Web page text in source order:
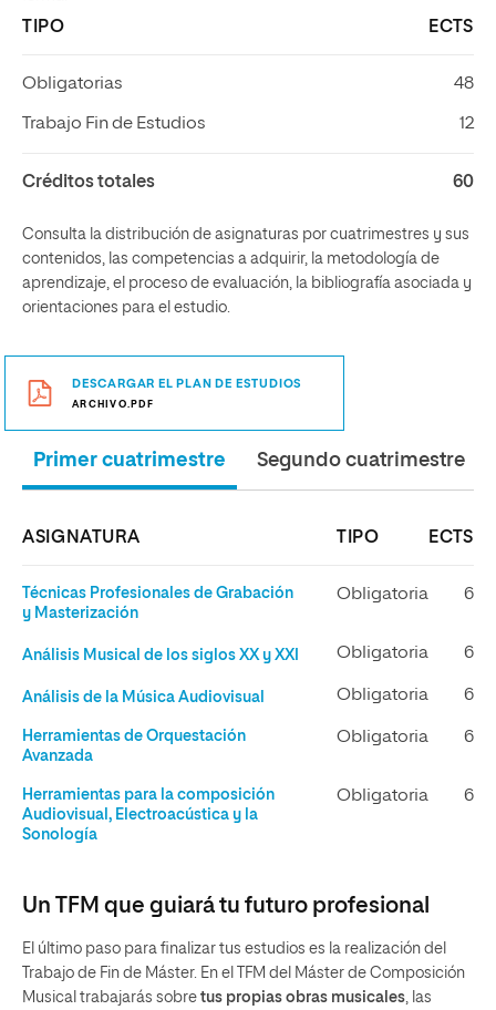
TIPO ECTS
Obligatorias 48
Trabajo Fin de Estudios 12
Créditos totales 60
Consulta la distribución de asignaturas por cuatrimestres y sus
contenidos, las competencias a adquirir, la metodología de
aprendizaje, el proceso de evaluación, la bibliografía asociada y
orientaciones para el estudio.
DESCARGAR EL PLAN DE ESTUDIOS
ARCHIVO.PDF
Primer cuatrimestre Segundo cuatrimestre
ASIGNATURA TIPO ECTS
Técnicas Profesionales de Grabación
y Masterización
Obligatoria 6
Análisis Musical de los siglos XX y XXI Obligatoria 6
Análisis de la Música Audiovisual Obligatoria 6
Herramientas de Orquestación
Avanzada
Obligatoria 6
Herramientas para la composición
Audiovisual, Electroacústica y la
Sonología
Obligatoria 6
Un TFM que guiará tu futuro profesional
El último paso para finalizar tus estudios es la realización del
Trabajo de Fin de Máster. En el TFM del Máster de Composición
Musical trabajarás sobre tus propias obras musicales, las